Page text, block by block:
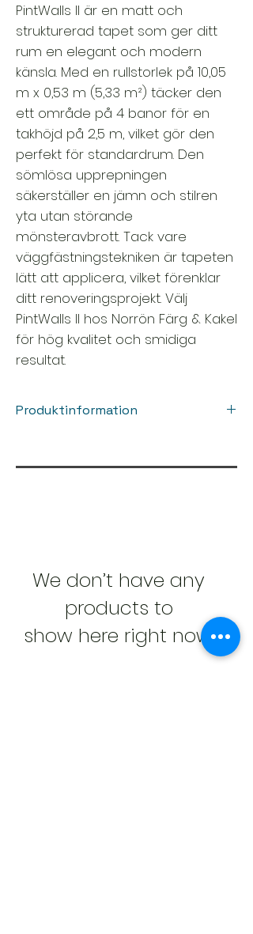
PintWalls II är en matt och
strukturerad tapet som ger ditt
rum en elegant och modern
känsla. Med en rullstorlek på 10,05
m x 0,53 m (5,33 m²) täcker den
ett område på 4 banor för en
takhöjd på 2,5 m, vilket gör den
perfekt för standardrum. Den
sömlösa upprepningen
säkerställer en jämn och stilren
yta utan störande
mönsteravbrott. Tack vare
väggfästningstekniken är tapeten
lätt att applicera, vilket förenklar
ditt renoveringsprojekt. Välj
PintWalls II hos Norrön Färg & Kakel
för hög kvalitet och smidiga
resultat.
Produktinformation
We don’t have any
products to
show here right now.